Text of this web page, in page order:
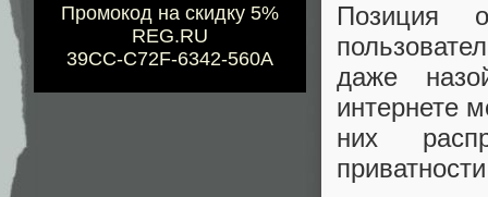
Промокод на скидку 5%
REG.RU
39CC-C72F-6342-560A
Позиция
даже
интернете
них